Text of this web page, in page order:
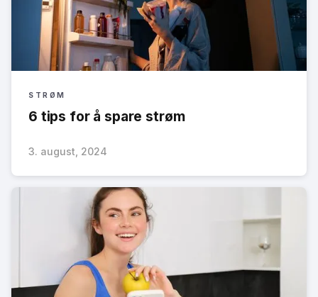
STRØM
6 tips for å spare strøm
3. august, 2024